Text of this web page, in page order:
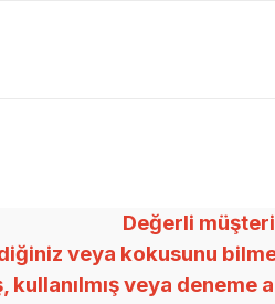
Değerli
veya kokusunu
veya deneme